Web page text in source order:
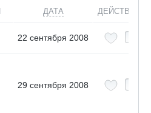
ДАТА ДЕЙСТВИЯ
22 сентября 2008
29 сентября 2008